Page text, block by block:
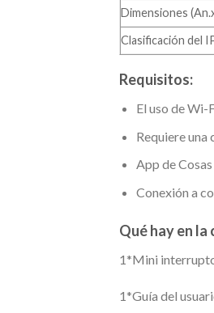
Dimensiones
Clasificación del
Requisitos:
El uso de
Requiere
App de
Conexión a
Qué hay en la
1*Mini
1*Guía del